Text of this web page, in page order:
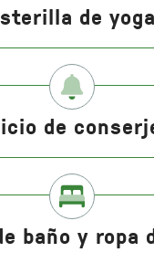
de yoga
de
baño y ropa